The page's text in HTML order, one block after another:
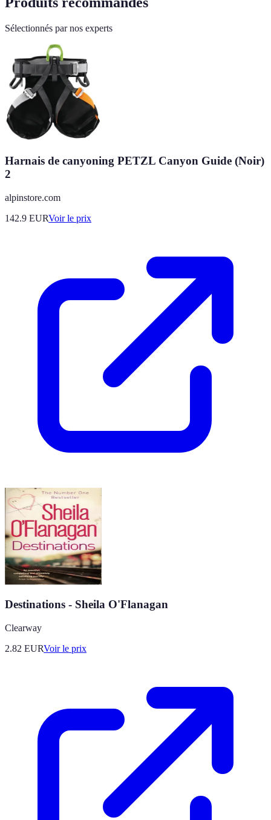
Sélectionnés par nos experts
Harnais de canyoning PETZL Canyon Guide (Noir)
2
alpinstore.com
142.9 EURVoir le prix
Destinations - Sheila O'Flanagan
Clearway
2.82 EURVoir le prix